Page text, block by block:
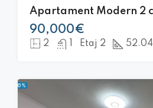
90,000€
2 Etaj 2 52.04